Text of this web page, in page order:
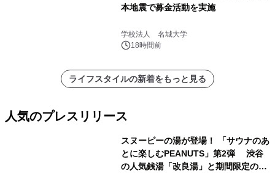
本地震で募金活動を実施
学校法人 名城大学
18時間前
ライフスタイルの新着をもっと見る
人気のプレスリリース
スヌーピーの湯が登場！ 「サウナのあ
とに楽しむPEANUTS」第2弾 渋谷
の人気銭湯「改良湯」と期間限定のコ